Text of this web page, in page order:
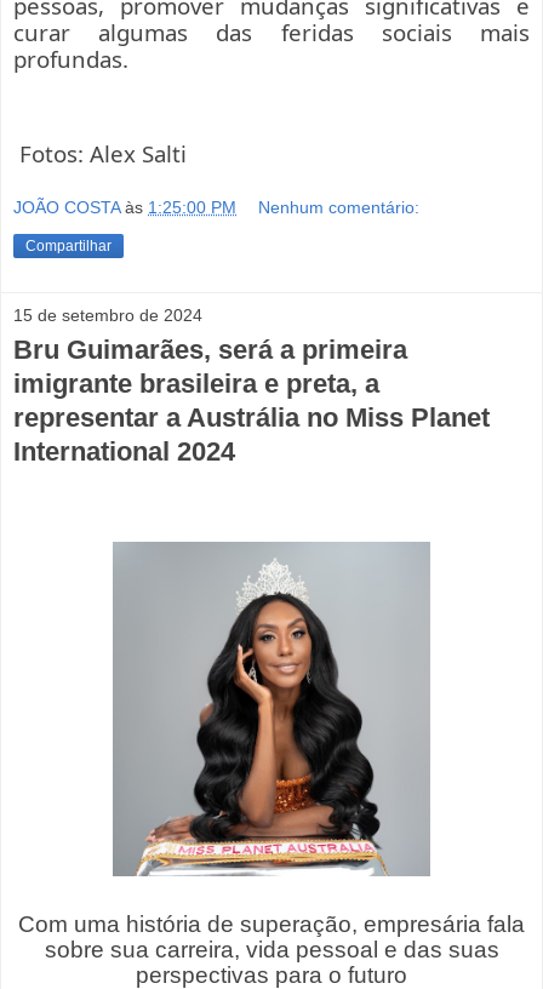
curar algumas das feridas sociais mais
profundas.
Fotos: Alex Salti
JOÃO COSTAàs 1:25:00 PM Nenhum comentário:
Compartilhar
15 de setembro de 2024
Bru Guimarães, será a primeira
imigrante brasileira e preta, a
representar a Austrália no Miss Planet
International 2024
Com uma história de superação, empresária fala
sobre sua carreira, vida pessoal e das suas
perspectivas para o futuro